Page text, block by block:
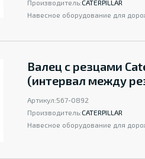
Производитель:CATERPILLAR
Навесное оборудование для
Валец с резцами
(интервал между
Артикул:567-0892
Производитель:CATERPILLAR
Навесное оборудование для